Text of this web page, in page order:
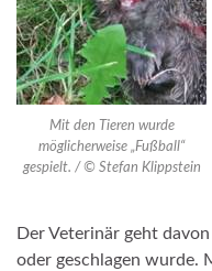
Mit den Tieren wurde
möglicherweise „Fußball“
gespielt. / © Stefan Klippstein
Der Veterinär geht
oder geschlagen wurde.